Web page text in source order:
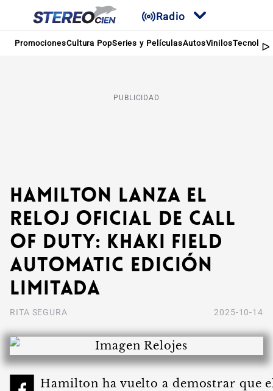
Radio
PromocionesCultura PopSeries y PelículasAutosVinilos
PUBLICIDAD
Hamilton lanza el
reloj oficial de Call
of Duty: Khaki Field
Automatic edición
limitada
RITA SEGURA 2025-10-14
Hamilton ha vuelto a demostrar que